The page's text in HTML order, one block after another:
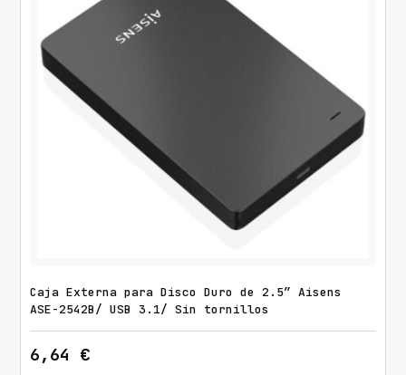
Caja Externa para Disco Duro de 2.5″ Aisens
ASE-2542B/ USB 3.1/ Sin tornillos
6,64 €